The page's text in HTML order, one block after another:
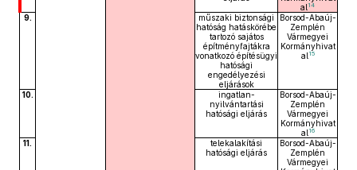
al 14
9.
műszaki biztonsági
hatóság hatáskörébe
tartozó sajátos
építményfajtákra
vonatkozó építésügyi
hatósági
engedélyezési
eljárások
Borsod-Abaúj-
Zemplén
Vármegyei
Kormányhivat
al 15
10.
ingatlan-
nyilvántartási
hatósági eljárás
Borsod-Abaúj-
Zemplén
Vármegyei
Kormányhivat
al 16
11.
telekalakítási
hatósági eljárás
Borsod-Abaúj-
Zemplén
Vármegyei